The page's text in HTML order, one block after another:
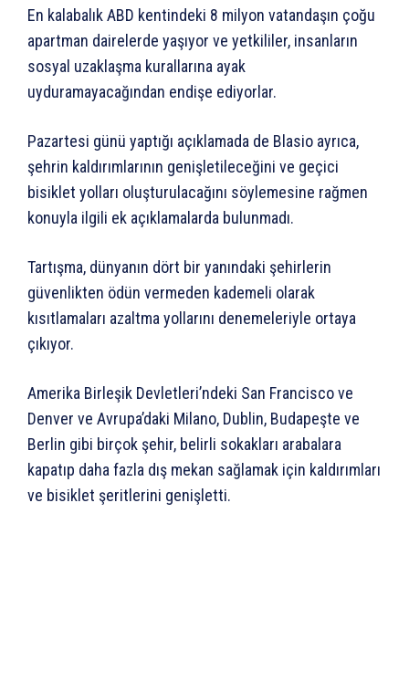
En kalabalık ABD kentindeki 8 milyon vatandaşın çoğu
apartman dairelerde yaşıyor ve yetkililer, insanların
sosyal uzaklaşma kurallarına ayak
uyduramayacağından endişe ediyorlar.
Pazartesi günü yaptığı açıklamada de Blasio ayrıca,
şehrin kaldırımlarının genişletileceğini ve geçici
bisiklet yolları oluşturulacağını söylemesine rağmen
konuyla ilgili ek açıklamalarda bulunmadı.
Tartışma, dünyanın dört bir yanındaki şehirlerin
güvenlikten ödün vermeden kademeli olarak
kısıtlamaları azaltma yollarını denemeleriyle ortaya
çıkıyor.
Amerika Birleşik Devletleri’ndeki San Francisco ve
Denver ve Avrupa’daki Milano, Dublin, Budapeşte ve
Berlin gibi birçok şehir, belirli sokakları arabalara
kapatıp daha fazla dış mekan sağlamak için kaldırımları
ve bisiklet şeritlerini genişletti.